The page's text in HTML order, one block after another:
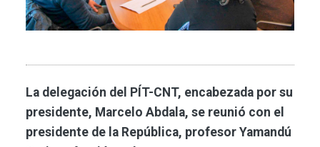
La delegación del PÍT-CNT, encabezada por su
presidente, Marcelo Abdala, se reunió con el
presidente de la República, profesor Yamandú